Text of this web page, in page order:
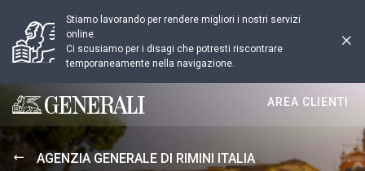
Stiamo lavorando per rendere migliori i nostri servizi
online.
Ci scusiamo per i disagi che potresti riscontrare
temporaneamente nella navigazione.
Generali logo
AREA CLIENTI
AGENZIA GENERALE DI RIMINI ITALIA